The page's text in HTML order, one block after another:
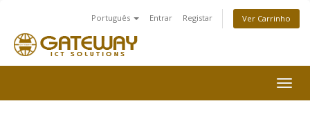
Português Entrar Registar Ver Carrinho